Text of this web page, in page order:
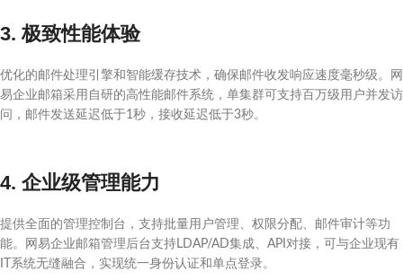
3. 极致性能体验
优化的邮件处理引擎和智能缓存技术，确保邮件收发响应速度毫秒级。网
易企业邮箱采用自研的高性能邮件系统，单集群可支持百万级用户并发访
问，邮件发送延迟低于1秒，接收延迟低于3秒。
4. 企业级管理能力
提供全面的管理控制台，支持批量用户管理、权限分配、邮件审计等功
能。网易企业邮箱管理后台支持LDAP/AD集成、API对接，可与企业现有
IT系统无缝融合，实现统一身份认证和单点登录。